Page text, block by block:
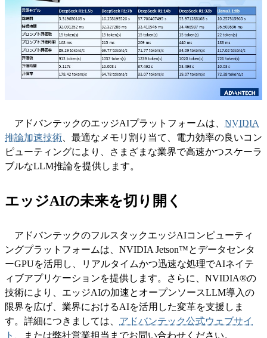
アドバンテックのエッジAIプラットフォームは、 NVIDIA
推論加速技術 、最適なメモリ割り当て、電力効率の良いコン
ピューティングにより、さまざまな業界で高速かつスケーラ
ブルなLLM推論を提供します。
エッジAIの未来を切り開く
アドバンテックのフルスタックエッジAIコンピューティ
ングプラットフォームは、NVIDIA Jetson™とデータセンタ
ーGPUを活用し、リアルタイムかつ迅速な処理でAIネイテ
ィブアプリケーションを提供します。さらに、NVIDIA®の
技術により、エッジAIの加速とオープンソースLLM導入の
限界を広げ、業界におけるAIを活用した変革を支援しま
す。詳細につきましては、 アドバンテック公式ウェブサイ
ト
、または弊社営業担当までお問い合わせください。